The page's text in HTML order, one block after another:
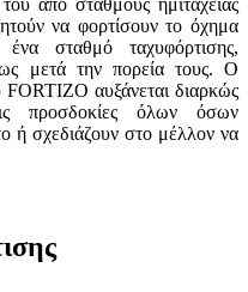
από σταθμούς ημιταχείας
να φορτίσουν το όχημα
σταθμό ταχυφόρτισης,
μετά την πορεία τους. Ο
αυξάνεται διαρκώς
προσδοκίες όλων όσων
ή σχεδιάζουν στο μέλλον να